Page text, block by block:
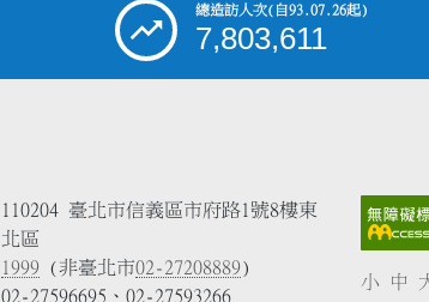
總造訪人次(自93.07.26起)
7,803,611
110204 臺北市信義區市府路1號8樓東
北區
1999 (非臺北市02-27208889)
02-27596695、02-27593266
小 中